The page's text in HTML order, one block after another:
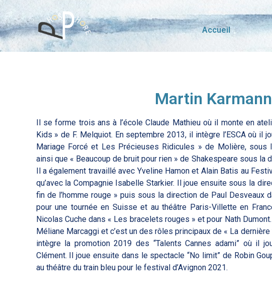
Accueil
Martin Karmann
Il se forme trois ans à l’école Claude Mathieu où il monte en
Kids » de F. Melquiot. En septembre 2013, il intègre l’ESCA où il
Mariage Forcé et Les Précieuses Ridicules » de Molière, sous
ainsi que « Beaucoup de bruit pour rien » de Shakespeare sous la
Il a également travaillé avec Yveline Hamon et Alain Batis au
qu’avec la Compagnie Isabelle Starkier. Il joue ensuite sous la
fin de l’homme rouge » puis sous la direction de Paul Desveaux
pour une tournée en Suisse et au théâtre Paris-Villette en
Nicolas Cuche dans « Les bracelets rouges » et pour Nath
Méliane Marcaggi et c’est un des rôles principaux de « La
intègre la promotion 2019 des “Talents Cannes adami” où il
Clément. Il joue ensuite dans le spectacle “No limit” de Robin
au théâtre du train bleu pour le festival d’Avignon 2021.